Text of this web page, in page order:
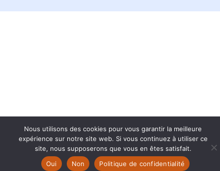
Nous utilisons des cookies pour vous garantir la meilleure
expérience sur notre site web. Si vous continuez à utiliser ce
site, nous supposerons que vous en êtes satisfait.
Oui
Non Politique de confidentialité